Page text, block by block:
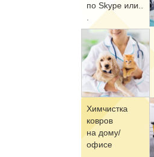
по Skype или..
Хим­чист­ка
ков­ров
на до­му/
офи­се